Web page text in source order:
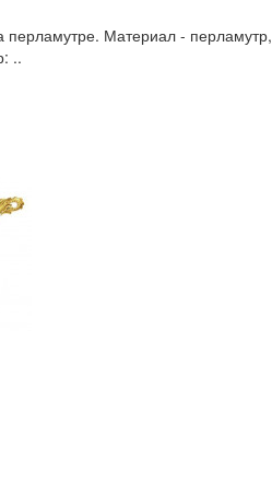
перламутре. Материал - перламутр,
..